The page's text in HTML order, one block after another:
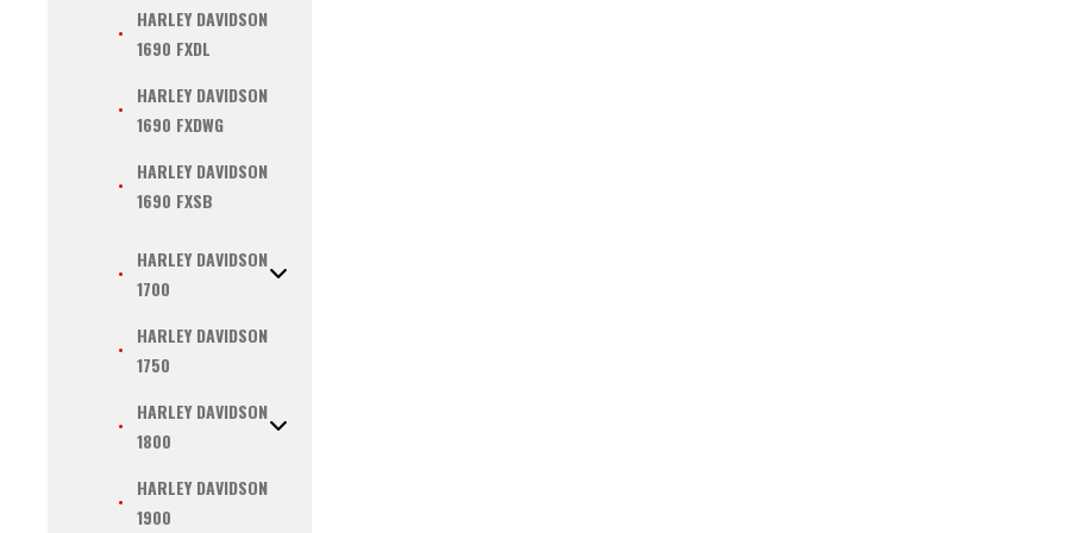
HARLEY DAVIDSON
1690 FXDL
HARLEY DAVIDSON
1690 FXDWG
HARLEY DAVIDSON
1690 FXSB
HARLEY DAVIDSON
1700
HARLEY DAVIDSON
1750
HARLEY DAVIDSON
1800
HARLEY DAVIDSON
1900